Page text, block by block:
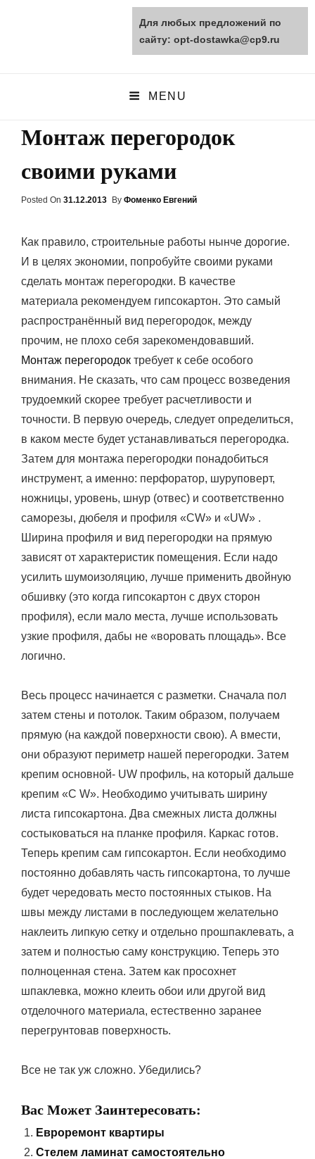
opt-dostawka.ru
MENU
Монтаж перегородок
своими руками
Posted On Posted
31.12.2013 By Фоменко Евгений
Как правило, строительные работы нынче дорогие.
И в целях экономии, попробуйте своими руками
сделать монтаж перегородки. В качестве
материала рекомендуем гипсокартон. Это самый
распространённый вид перегородок, между
прочим, не плохо себя зарекомендовавший.
Монтаж перегородок требует к себе особого
внимания. Не сказать, что сам процесс возведения
трудоемкий скорее требует расчетливости и
точности. В первую очередь, следует определиться,
в каком месте будет устанавливаться перегородка.
Затем для монтажа перегородки понадобиться
инструмент, а именно: перфоратор, шуруповерт,
ножницы, уровень, шнур (отвес) и соответственно
саморезы, дюбеля и профиля «CW» и «UW» .
Ширина профиля и вид перегородки на прямую
зависят от характеристик помещения. Если надо
усилить шумоизоляцию, лучше применить двойную
обшивку (это когда гипсокартон с двух сторон
профиля), если мало места, лучше использовать
узкие профиля, дабы не «воровать площадь». Все
логично.
Весь процесс начинается с разметки. Сначала пол
затем стены и потолок. Таким образом, получаем
прямую (на каждой поверхности свою). А вмести,
они образуют периметр нашей перегородки. Затем
крепим основной- UW профиль, на который дальше
крепим «C W». Необходимо учитывать ширину
листа гипсокартона. Два смежных листа должны
состыковаться на планке профиля. Каркас готов.
Теперь крепим сам гипсокартон. Если необходимо
постоянно добавлять часть гипсокартона, то лучше
будет чередовать место постоянных стыков. На
швы между листами в последующем желательно
наклеить липкую сетку и отдельно прошпаклевать, а
затем и полностью саму конструкцию. Теперь это
полноценная стена. Затем как просохнет
шпаклевка, можно клеить обои или другой вид
отделочного материала, естественно заранее
перегрунтовав поверхность.
Все не так уж сложно. Убедились?
Вас Может Заинтересовать:
Евроремонт квартиры
Стелем ламинат самостоятельно
Для любых предложений по
сайту: opt-dostawka@cp9.ru